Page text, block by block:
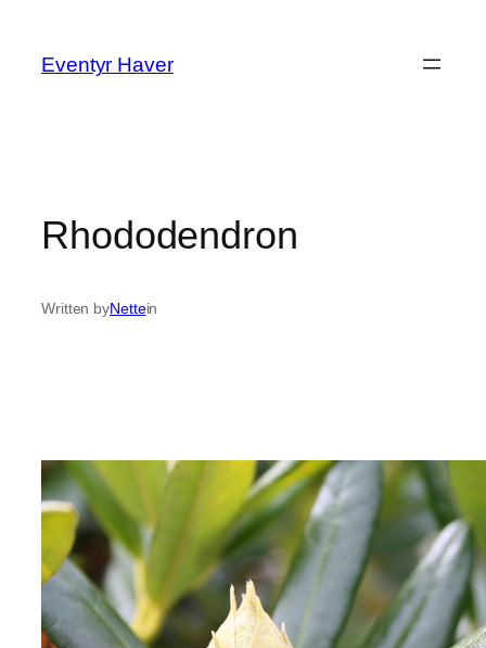
indhold
Eventyr Haver
Rhododendron
Written byNettein